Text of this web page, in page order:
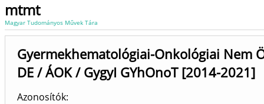
mtmt
Magyar Tudományos Művek Tára
Gyermekhematológiai-Onkológiai Nem
DE / ÁOK / GygyI GYhOnoT [2014-2021]
Azonosítók